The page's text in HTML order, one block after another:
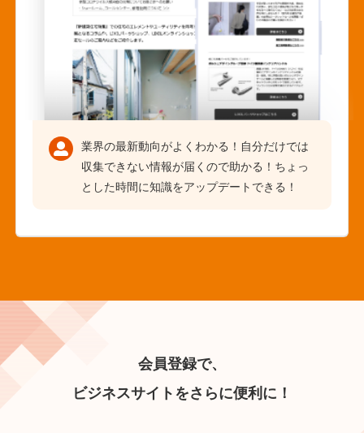
業界の最新動向がよくわかる！自分だけでは
収集できない情報が届くので助かる！ちょっ
とした時間に知識をアップデートできる！
会員登録で、
ビジネスサイトをさらに便利に！